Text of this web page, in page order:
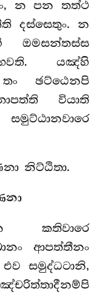
න පන තත්ථ
දස්සෙතුං. න
ඔමසන්තස්ස
යඤ්හි
ඡට්ඨෙනපි
වියාති
නිට්ඨිතා.
ආපත්තීනං
සමුද්ධටානි,